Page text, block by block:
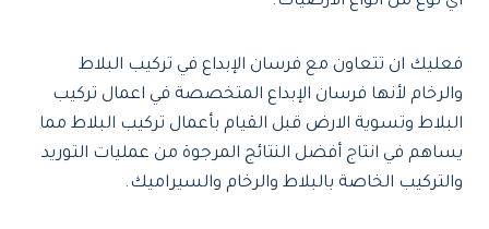
فعليك ان تتعاون مع فرسان الإبداع في تركيب البلاط
والرخام لأنها فرسان الإبداع المتخصصة في اعمال تركيب
البلاط وتسوية الارض قبل القيام بأعمال تركيب البلاط مما
يساهم في انتاج أفضل النتائج المرجوة من عمليات التوريد
والتركيب الخاصة بالبلاط والرخام والسيراميك.